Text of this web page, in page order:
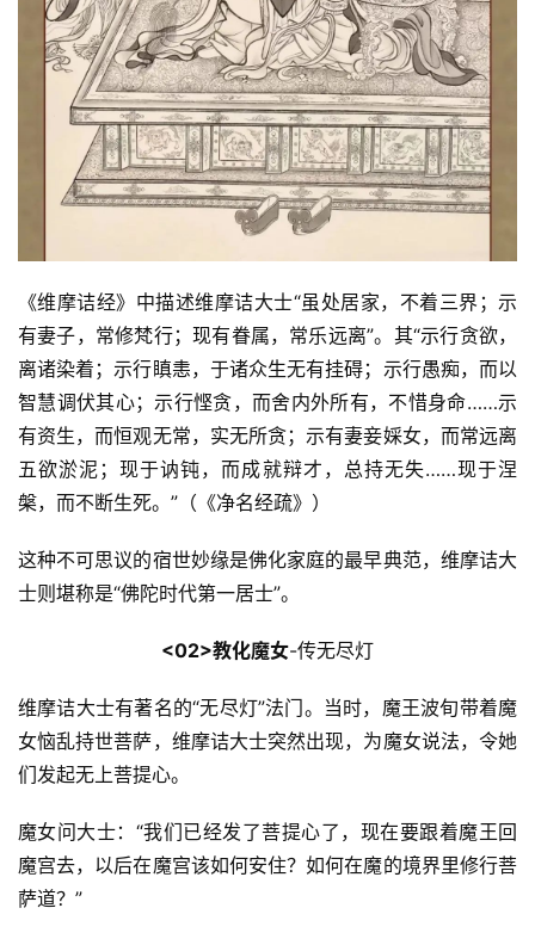
《维摩诘经》中描述维摩诘大士“虽处居家，不着三界；示
有妻子，常修梵行；现有眷属，常乐远离”。其“示行贪欲，
离诸染着；示行瞋恚，于诸众生无有挂碍；示行愚痴，而以
智慧调伏其心；示行悭贪，而舍内外所有，不惜身命……示
有资生，而恒观无常，实无所贪；示有妻妾婇女，而常远离
五欲淤泥；现于讷钝，而成就辩才，总持无失……现于涅
槃，而不断生死。”（《净名经疏》）
这种不可思议的宿世妙缘是佛化家庭的最早典范，维摩诘大
士则堪称是“佛陀时代第一居士”。
<02>教化魔女-传无尽灯
维摩诘大士有著名的“无尽灯”法门。当时，魔王波旬带着魔
女恼乱持世菩萨，维摩诘大士突然出现，为魔女说法，令她
们发起无上菩提心。
魔女问大士：“我们已经发了菩提心了，现在要跟着魔王回
魔宫去，以后在魔宫该如何安住？如何在魔的境界里修行菩
萨道？”